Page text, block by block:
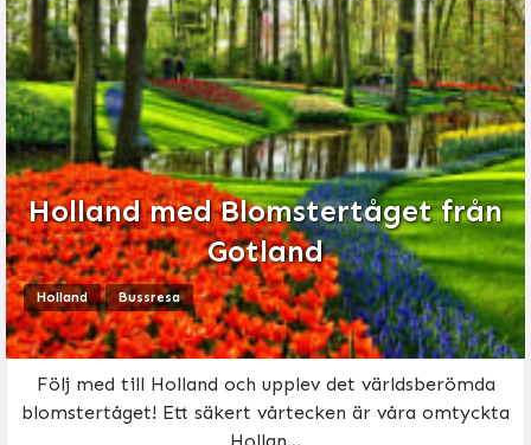
Holland med Blomstertåget från
Gotland
Holland Bussresa
Följ med till Holland och upplev det världsberömda
blomstertåget! Ett säkert vårtecken är våra omtyckta
Hollan...